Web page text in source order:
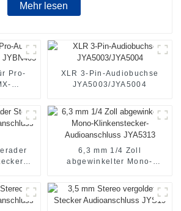
Mehr lesen
Pro-
XLR 3-Pin-Audiobuchse
JYA5003/JYA5004
6,3 mm 1/4 Zoll
abgewinkelter Mono-
Audioanschluss JYA5313